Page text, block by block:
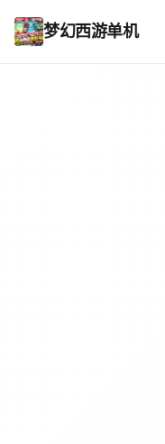
梦幻西游单机